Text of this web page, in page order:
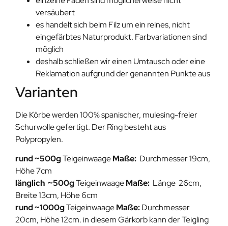
versäubert
es handelt sich beim Filz um ein reines, nicht
eingefärbtes Naturprodukt. Farbvariationen sind
möglich
deshalb schließen wir einen Umtausch oder eine
Reklamation aufgrund der genannten Punkte aus
Varianten
Die Körbe werden 100% spanischer, mulesing-freier
Schurwolle gefertigt. Der Ring besteht aus
Polypropylen.
rund ~500gTeigeinwaageMaße: Durchmesser 19cm,
Höhe 7cm
länglich ~500gTeigeinwaageMaße: Länge 26cm,
Breite 13cm, Höhe 6cm
rund ~1000gTeigeinwaageMaße:Durchmesser
20cm, Höhe 12cm. in diesem Gärkorb kann der Teigling